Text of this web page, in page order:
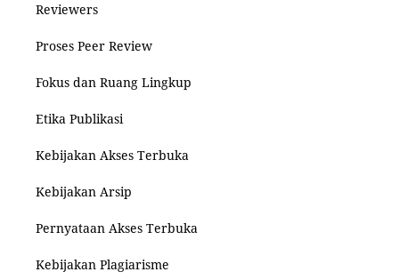
Reviewers
Proses Peer Review
Fokus dan Ruang Lingkup
Etika Publikasi
Kebijakan Akses Terbuka
Kebijakan Arsip
Pernyataan Akses Terbuka
Kebijakan Plagiarisme